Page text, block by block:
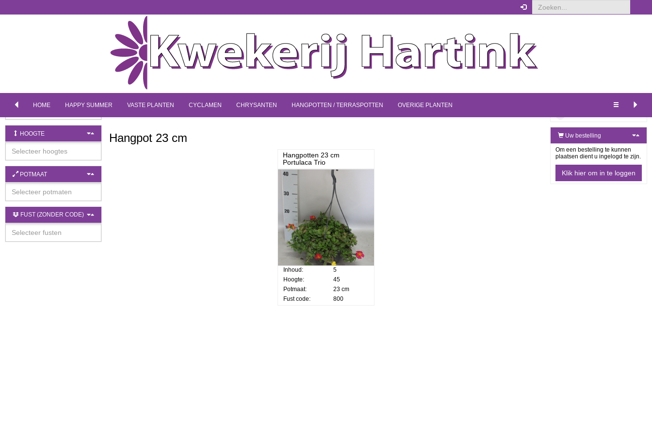
HOME HAPPY SUMMER VASTE PLANTEN CYCLAMEN CHRYSANTEN HANGPOTTEN / TERRASPOTTEN OVERIGE PLANTEN
Hangpot 23 cm
Hangpotten 23 cm
Portulaca Trio
Inhoud:
5
Hoogte:
45
Potmaat:
23 cm
Fust code:
800
KLEUR
HOOGTE
POTMAAT
FUST (ZONDER CODE)
Uitgebreide weergave
Uw bestelling
Om een bestelling te kunnen
plaatsen dient u ingelogd te zijn.
Klik hier om in te loggen